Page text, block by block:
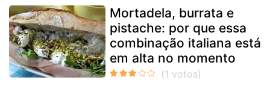
Mortadela, burrata e
pistache: por que essa
combinação italiana está
em alta no momento